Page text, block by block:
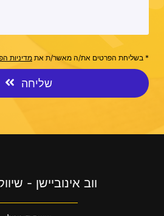
* בשליחת הפרטים את/ה מאשר/ת את מדיניות
שליחה
ווב אינוביישן -